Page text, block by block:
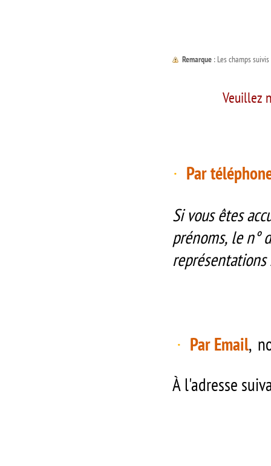
Remarque : Les champs
Veuillez
· Par
Si vous êtes
prénoms, le n°
représentations
· Par Email,
À l'adresse